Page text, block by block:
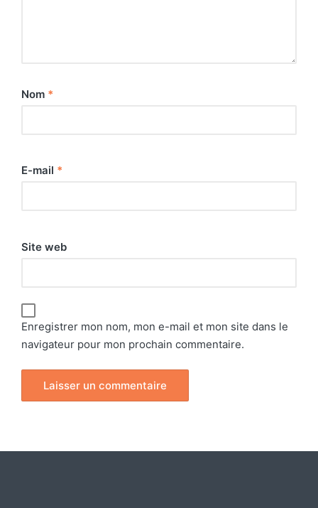
Nom *
E-mail *
Site web
Enregistrer mon nom, mon e-mail et mon site dans le
navigateur pour mon prochain commentaire.